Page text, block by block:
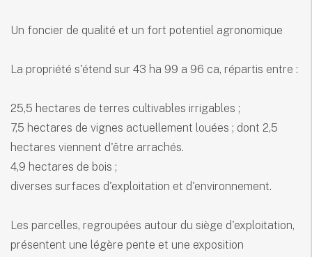
Un foncier de qualité et un fort potentiel agronomique
La propriété s'étend sur 43 ha 99 a 96 ca, répartis entre :
25,5 hectares de terres cultivables irrigables ;
7,5 hectares de vignes actuellement louées ; dont 2,5
hectares viennent d'être arrachés.
4,9 hectares de bois ;
diverses surfaces d'exploitation et d'environnement.
Les parcelles, regroupées autour du siège d'exploitation,
présentent une légère pente et une exposition